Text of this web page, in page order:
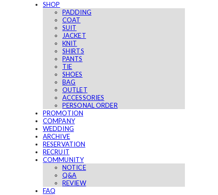
SHOP
PADDING
COAT
SUIT
JACKET
KNIT
SHIRTS
PANTS
TIE
SHOES
BAG
OUTLET
ACCESSORIES
PERSONAL ORDER
PROMOTION
COMPANY
WEDDING
ARCHIVE
RESERVATION
RECRUIT
COMMUNITY
NOTICE
Q&A
REVIEW
FAQ